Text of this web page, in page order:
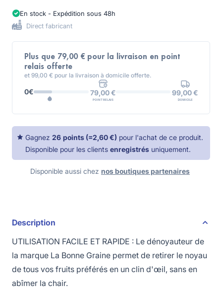
En stock - Expédition sous 48h
Direct fabricant
Plus que 79,00 € pour la livraison en point
relais offerte
et 99,00 € pour la livraison à domicile offerte.
0€ 79,00 €
POINT RELAIS
99,00 €
DOMICILE
Gagnez 26 points (=2,60 €) pour l'achat de ce produit.
Disponible pour les clients enregistrés uniquement.
Disponible aussi chez nos boutiques partenaires
Description
UTILISATION FACILE ET RAPIDE : Le dénoyauteur de
la marque La Bonne Graine permet de retirer le noyau
de tous vos fruits préférés en un clin d'œil, sans en
abîmer la chair.